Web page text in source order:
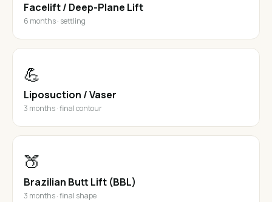
Facelift / Deep-Plane Lift
6 months · settling
💪
Liposuction / Vaser
3 months · final contour
🍑
Brazilian Butt Lift (BBL)
3 months · final shape